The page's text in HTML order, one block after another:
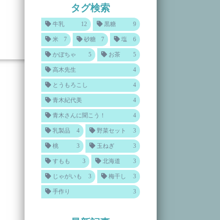
タグ検索
牛乳 12 黒糖 9
米 7 砂糖 7 塩 6
かぼちゃ 5 お茶 5
高木先生 4
とうもろこし 4
青木紀代美 4
青木さんに聞こう！ 4
乳製品 4 野菜セット 3
桃 3 玉ねぎ 3
すもも 3 北海道 3
じゃがいも 3 梅干し 3
手作り 3